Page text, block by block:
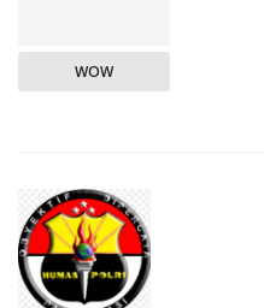
WOW